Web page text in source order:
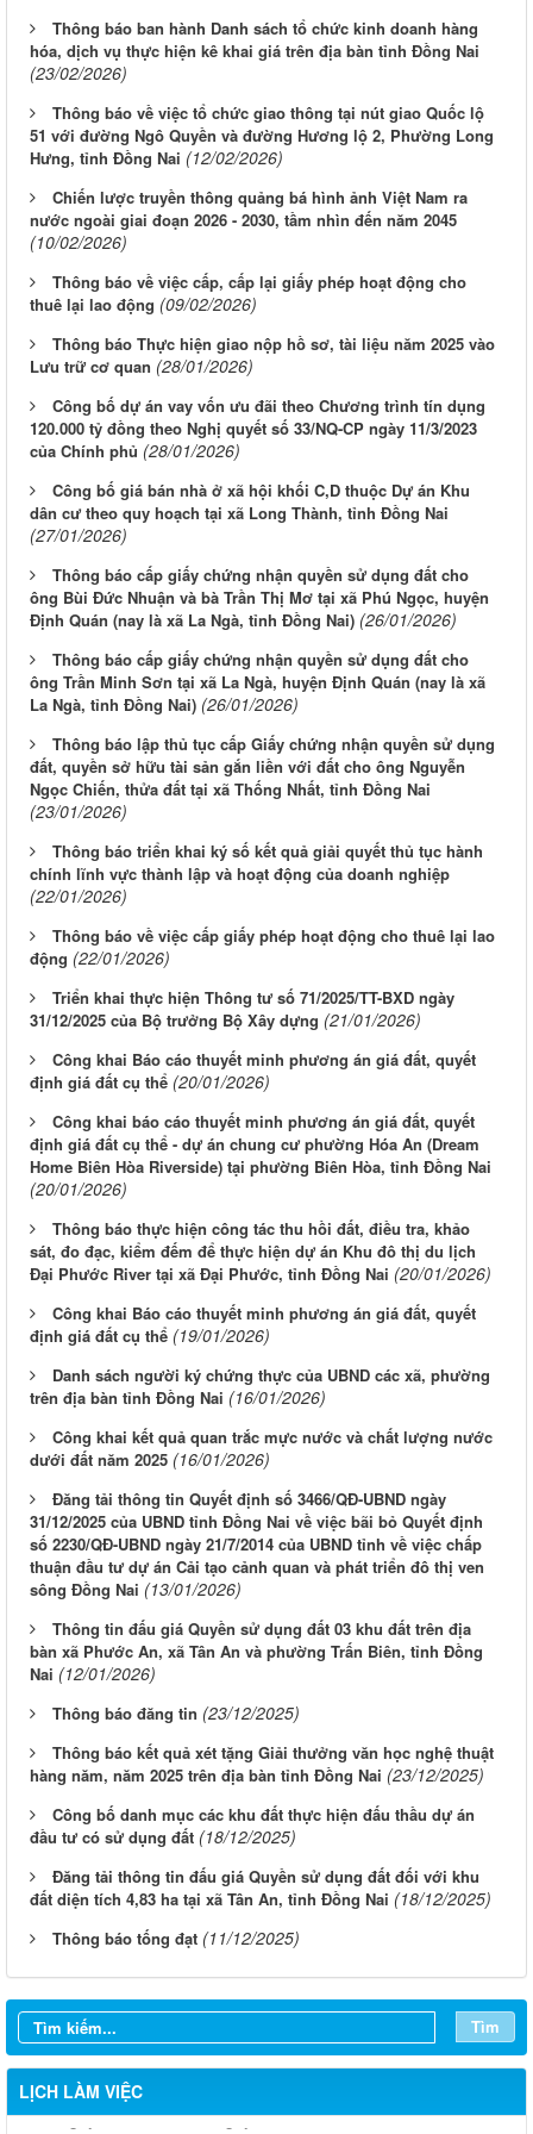
Thông báo ban hành Danh sách tổ chức kinh doanh hàng
hóa, dịch vụ thực hiện kê khai giá trên địa bàn tỉnh Đồng Nai
(23/02/2026)
Thông báo về việc tổ chức giao thông tại nút giao Quốc lộ
51 với đường Ngô Quyền và đường Hương lộ 2, Phường Long
Hưng, tỉnh Đồng Nai (12/02/2026)
Chiến lược truyền thông quảng bá hình ảnh Việt Nam ra
nước ngoài giai đoạn 2026 - 2030, tầm nhìn đến năm 2045
(10/02/2026)
Thông báo về việc cấp, cấp lại giấy phép hoạt động cho
thuê lại lao động (09/02/2026)
Thông báo Thực hiện giao nộp hồ sơ, tài liệu năm 2025 vào
Lưu trữ cơ quan (28/01/2026)
Công bố dự án vay vốn ưu đãi theo Chương trình tín dụng
120.000 tỷ đồng theo Nghị quyết số 33/NQ-CP ngày 11/3/2023
của Chính phủ (28/01/2026)
Công bố giá bán nhà ở xã hội khối C,D thuộc Dự án Khu
dân cư theo quy hoạch tại xã Long Thành, tỉnh Đồng Nai
(27/01/2026)
Thông báo cấp giấy chứng nhận quyền sử dụng đất cho
ông Bùi Đức Nhuận và bà Trần Thị Mơ tại xã Phú Ngọc, huyện
Định Quán (nay là xã La Ngà, tỉnh Đồng Nai) (26/01/2026)
Thông báo cấp giấy chứng nhận quyền sử dụng đất cho
ông Trần Minh Sơn tại xã La Ngà, huyện Định Quán (nay là xã
La Ngà, tỉnh Đồng Nai) (26/01/2026)
Thông báo lập thủ tục cấp Giấy chứng nhận quyền sử dụng
đất, quyền sở hữu tài sản gắn liền với đất cho ông Nguyễn
Ngọc Chiến, thửa đất tại xã Thống Nhất, tỉnh Đồng Nai
(23/01/2026)
Thông báo triển khai ký số kết quả giải quyết thủ tục hành
chính lĩnh vực thành lập và hoạt động của doanh nghiệp
(22/01/2026)
Thông báo về việc cấp giấy phép hoạt động cho thuê lại lao
động (22/01/2026)
Triển khai thực hiện Thông tư số 71/2025/TT-BXD ngày
31/12/2025 của Bộ trưởng Bộ Xây dựng (21/01/2026)
Công khai Báo cáo thuyết minh phương án giá đất, quyết
định giá đất cụ thể (20/01/2026)
Công khai báo cáo thuyết minh phương án giá đất, quyết
định giá đất cụ thể - dự án chung cư phường Hóa An (Dream
Home Biên Hòa Riverside) tại phường Biên Hòa, tỉnh Đồng Nai
(20/01/2026)
Thông báo thực hiện công tác thu hồi đất, điều tra, khảo
sát, đo đạc, kiểm đếm để thực hiện dự án Khu đô thị du lịch
Đại Phước River tại xã Đại Phước, tỉnh Đồng Nai (20/01/2026)
Công khai Báo cáo thuyết minh phương án giá đất, quyết
định giá đất cụ thể (19/01/2026)
Danh sách người ký chứng thực của UBND các xã, phường
trên địa bàn tỉnh Đồng Nai (16/01/2026)
Công khai kết quả quan trắc mực nước và chất lượng nước
dưới đất năm 2025 (16/01/2026)
Đăng tải thông tin Quyết định số 3466/QĐ-UBND ngày
31/12/2025 của UBND tỉnh Đồng Nai về việc bãi bỏ Quyết định
số 2230/QĐ-UBND ngày 21/7/2014 của UBND tỉnh về việc chấp
thuận đầu tư dự án Cải tạo cảnh quan và phát triển đô thị ven
sông Đồng Nai (13/01/2026)
Thông tin đấu giá Quyền sử dụng đất 03 khu đất trên địa
bàn xã Phước An, xã Tân An và phường Trấn Biên, tỉnh Đồng
Nai (12/01/2026)
Thông báo đăng tin (23/12/2025)
Thông báo kết quả xét tặng Giải thưởng văn học nghệ thuật
hàng năm, năm 2025 trên địa bàn tỉnh Đồng Nai (23/12/2025)
Công bố danh mục các khu đất thực hiện đấu thầu dự án
đầu tư có sử dụng đất (18/12/2025)
Đăng tải thông tin đấu giá Quyền sử dụng đất đối với khu
đất diện tích 4,83 ha tại xã Tân An, tỉnh Đồng Nai (18/12/2025)
Thông báo tống đạt (11/12/2025)
Tìm
LỊCH LÀM VIỆC
Từ ngày 27/7/2026 đến ngày 02/8/2026
Từ ngày 20/7/2026 đến ngày 26/7/2026
Từ ngày 13/7/2026 đến ngày 18/7/2026